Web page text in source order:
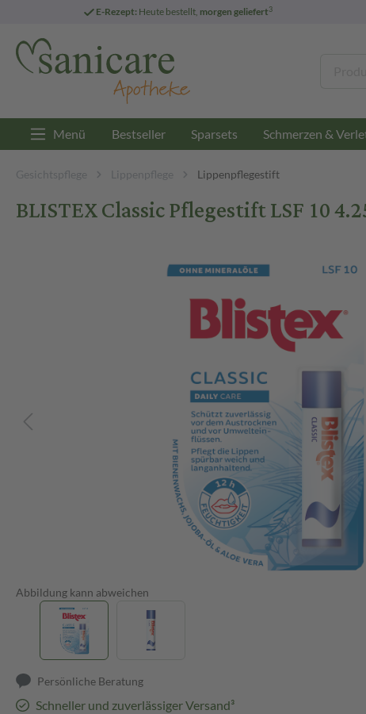
E-Rezept: Heute bestellt, morgen geliefert3
Menü Bestseller Sparsets Schmerzen &
Gesichtspflege Lippenpflege Lippenpflegestift
BLISTEX Classic Pflegestift LSF 10
Abbildung kann abweichen
Persönliche Beratung
Schneller und zuverlässiger Versand³